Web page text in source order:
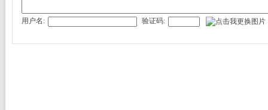
用户名: 验证码: